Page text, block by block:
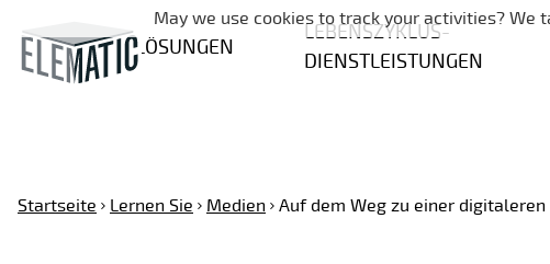
LÖSUNGEN
LEBENSZYKLUS-
DIENSTLEISTUNGEN
Startseite Lernen Sie Medien Auf dem Weg zu einer
May we use cookies to track your activities? We